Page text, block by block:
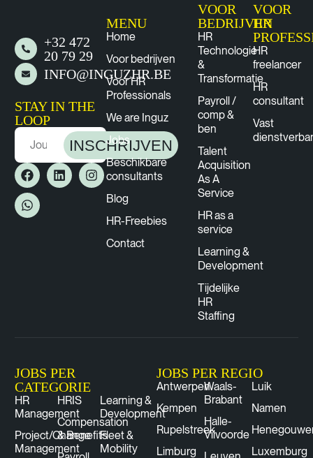
+32 472
20 79 29
INFO@INGUZHR.BE
STAY IN THE
LOOP
INSCHRIJVEN
MENU
Home
Voor bedrijven
Voor HR
Professionals
We are Inguz
Jobs
Beschikbare
consultants
Blog
HR-Freebies
Contact
VOOR
BEDRIJVEN
HR
Technologie
&
Transformatie
Payroll /
comp &
ben
Talent
Acquisition
As A
Service
HR as a
service
Learning &
Development
Tijdelijke
HR
Staffing
VOOR
HR
HR
freelancer
HR
consultant
Vast
JOBS PER
CATEGORIE
HR
Management
Project/Change
Management
HRIS
Compensation
& Benefits
Learning &
Development
Fleet &
Mobility
JOBS PER REGIO
Antwerpen
Kempen
Rupelstreek
Limburg
Waals-
Brabant
Halle-
Vilvoorde
Luik
Namen
Luxemburg